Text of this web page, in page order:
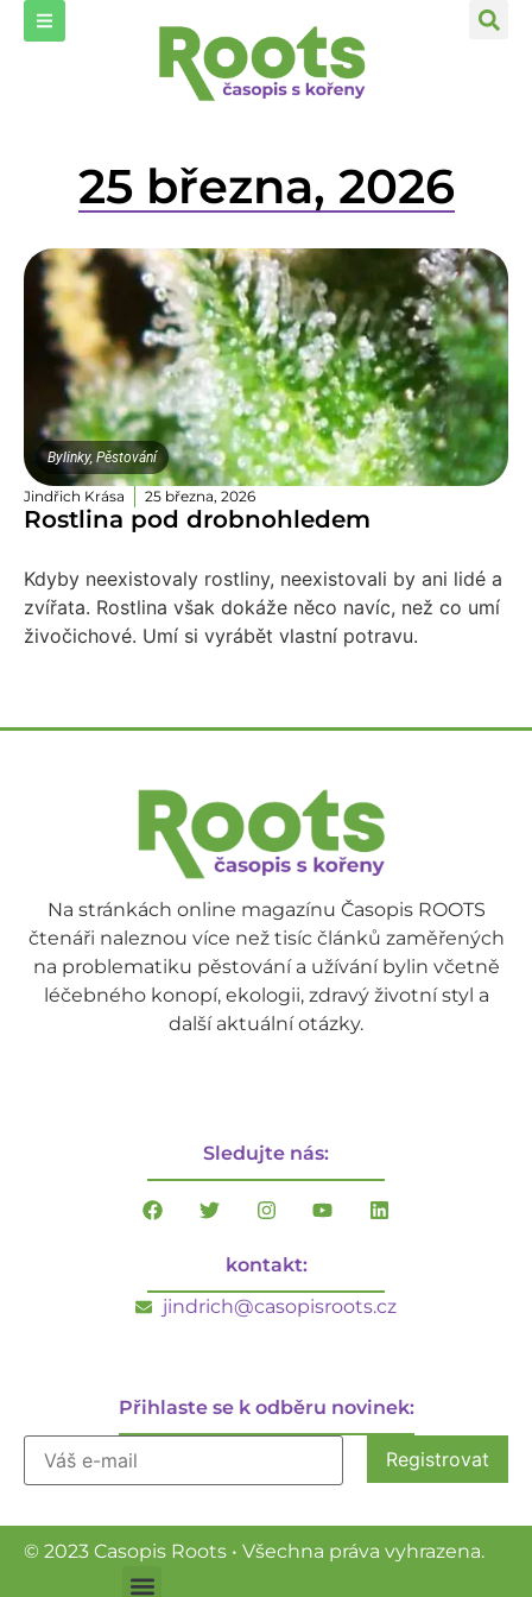
25 března, 2026
Bylinky, Pěstování
Jindřich Krása 25 března, 2026
Rostlina pod drobnohledem
Kdyby neexistovaly rostliny, neexistovali by ani lidé a
zvířata. Rostlina však dokáže něco navíc, než co umí
živočichové. Umí si vyrábět vlastní potravu.
Na stránkách online magazínu Časopis ROOTS
čtenáři naleznou více než tisíc článků zaměřených
na problematiku pěstování a užívání bylin včetně
léčebného konopí, ekologii, zdravý životní styl a
další aktuální otázky.
Sledujte nás:
kontakt:
jindrich@casopisroots.cz
Přihlaste se k odběru novinek:
© 2023 Casopis Roots • Všechna práva vyhrazena.